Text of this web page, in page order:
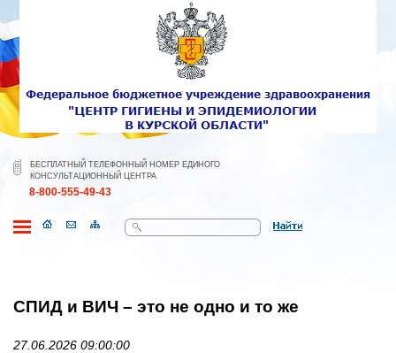
Поиск
БЕСПЛАТНЫЙ ТЕЛЕФОННЫЙ НОМЕР ЕДИНОГО
КОНСУЛЬТАЦИОННЫЙ ЦЕНТРА
8-800-555-49-43
СПИД и ВИЧ – это не одно и то же
27.06.2026 09:00:00